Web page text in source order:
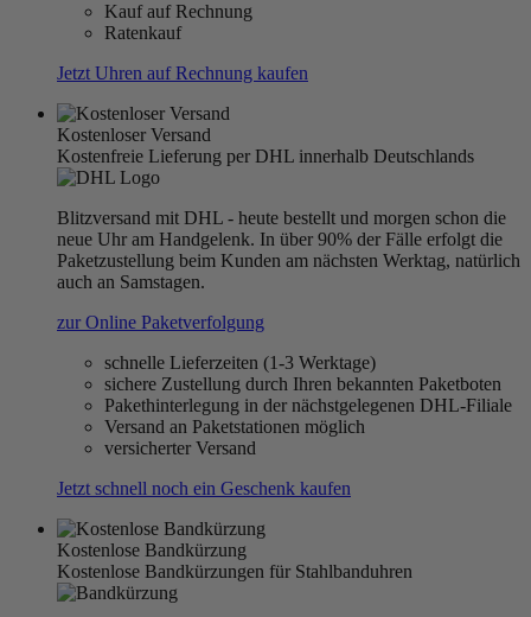
Kauf auf Rechnung
Ratenkauf
Jetzt Uhren auf Rechnung kaufen
Kostenloser Versand
Kostenfreie Lieferung per DHL innerhalb Deutschlands
Blitzversand mit DHL - heute bestellt und morgen schon die
neue Uhr am Handgelenk. In über 90% der Fälle erfolgt die
Paketzustellung beim Kunden am nächsten Werktag, natürlich
auch an Samstagen.
zur Online Paketverfolgung
schnelle Lieferzeiten (1-3 Werktage)
sichere Zustellung durch Ihren bekannten Paketboten
Pakethinterlegung in der nächstgelegenen DHL-Filiale
Versand an Paketstationen möglich
versicherter Versand
Jetzt schnell noch ein Geschenk kaufen
Kostenlose Bandkürzung
Kostenlose Bandkürzungen für Stahlbanduhren